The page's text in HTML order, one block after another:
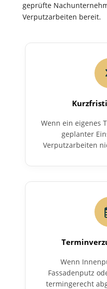
geprüfte
Verputzarbeiten bereit.
Wenn ein eigenes
geplanter
Verputzarbeiten
Wenn
Fassadenputz
termingerecht